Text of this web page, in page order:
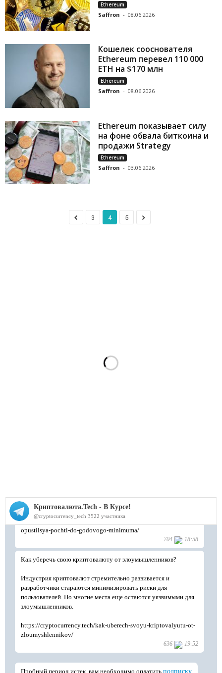
Ethereum
Saffron - 08.06.2026
Кошелек сооснователя
Ethereum перевел 110 000
ETH на $170 млн
Ethereum
Saffron - 08.06.2026
Ethereum показывает силу
на фоне обвала биткоина и
продажи Strategy
Ethereum
Saffron - 03.06.2026
3 4 5